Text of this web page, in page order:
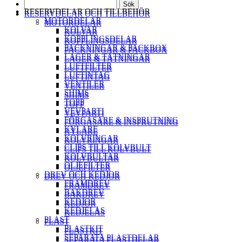
Sök
RESERVDELAR OCH TILLBEHÖR
MOTORDELAR
KOLVAR
KOPPLINGSDELAR
PACKNINGAR & PACKBOX
LAGER & TÄTNINGAR
LUFTFILTER
LUFTINTAG
VENTILER
SHIMS
TOPP
VEVPARTI
FÖRGASARE & INSPRUTNING
KYLARE
KOLVRINGAR
CLIPS TILL KOLVBULT
KOLVBULTAR
OLJEFILTER
DREV OCH KEDJOR
FRAMDREV
BAKDREV
KEDJOR
KEDJELÅS
PLAST
PLASTKIT
SEPARATA PLASTDELAR
RESERVDELAR OCH TILLBEHÖR
MOTORDELAR
KOLVAR
KOPPLINGSDELAR
PACKNINGAR & PACKBOX
LAGER & TÄTNINGAR
LUFTFILTER
LUFTINTAG
VENTILER
SHIMS
TOPP
VEVPARTI
FÖRGASARE & INSPRUTNING
KYLARE
KOLVRINGAR
CLIPS TILL KOLVBULT
KOLVBULTAR
OLJEFILTER
DREV OCH KEDJOR
FRAMDREV
BAKDREV
KEDJOR
KEDJELÅS
PLAST
PLASTKIT
SEPARATA PLASTDELAR